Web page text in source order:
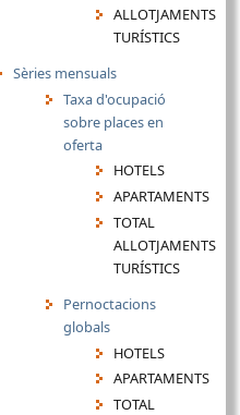
ALLOTJAMENTS
TURÍSTICS
Sèries mensuals
Taxa d'ocupació
sobre places en
oferta
HOTELS
APARTAMENTS
TOTAL
ALLOTJAMENTS
TURÍSTICS
Pernoctacions
globals
HOTELS
APARTAMENTS
TOTAL